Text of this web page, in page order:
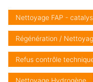
Nettoyage FAP -
Régénération /
Refus contrôle